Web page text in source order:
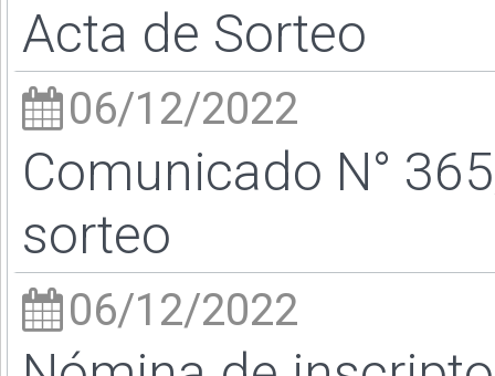
Acta de Sorteo
06/12/2022
Comunicado N°
sorteo
06/12/2022